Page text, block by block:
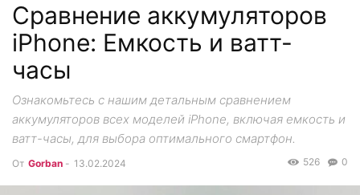
Сравнение аккумуляторов
iPhone: Емкость и ватт-
часы
Ознакомьтесь с нашим детальным сравнением
аккумуляторов всех моделей iPhone, включая емкость и
ватт-часы, для выбора оптимального смартфон.
От Gorban - 13.02.2024 0
526